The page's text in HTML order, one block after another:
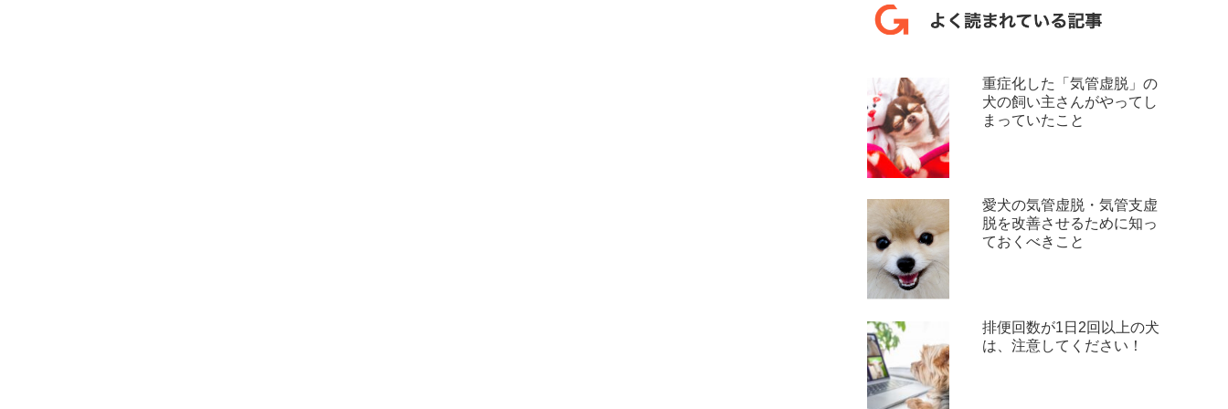
重症化した「気管虚脱」の
犬の飼い主さんがやってし
まっていたこと
愛犬の気管虚脱・気管支虚
脱を改善させるために知っ
ておくべきこと
排便回数が1日2回以上の犬
は、注意してください！